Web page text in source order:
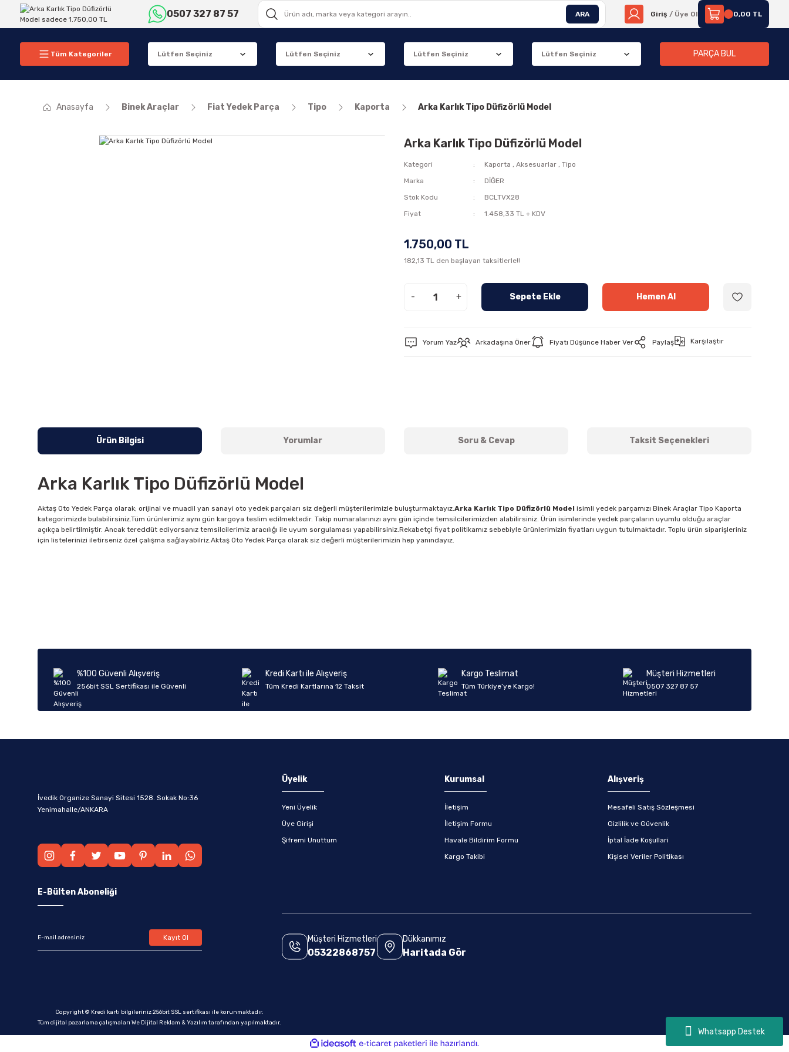
Whatsapp Destek
0507 327 87 57 ARA Giriş / Üye Ol 0,00 TL
Tüm Kategoriler PARÇA BUL
Anasayfa Binek Araçlar Fiat Yedek Parça Tipo Kaporta Arka Karlık Tipo Düfizörlü Model
Arka Karlık Tipo Düfizörlü Model
Kategori Kaporta ,Aksesuarlar ,Tipo
Marka
DİĞER
Stok Kodu
BCLTVX28
Fiyat
1.458,33 TL + KDV
1.750,00 TL
182,13 TL den başlayan taksitlerle!!
- + Sepete Ekle Hemen Al
Yorum Yaz Arkadaşına Öner Fiyatı Düşünce Haber Ver Paylaş Karşılaştır
Ürün Bilgisi Yorumlar Soru & Cevap Taksit Seçenekleri
Arka Karlık Tipo Düfizörlü Model
Aktaş Oto Yedek Parça olarak; orijinal ve muadil yan sanayi oto yedek parçaları siz değerli müşterilerimizle buluşturmaktayız.Arka Karlık Tipo Düfizörlü Model isimli yedek parçamızı Binek Araçlar Tipo Kaporta
kategorimizde bulabilirsiniz.Tüm ürünlerimiz aynı gün kargoya teslim edilmektedir. Takip numaralarınızı aynı gün içinde temsilcilerimizden alabilirsiniz. Ürün isimlerinde yedek parçaların uyumlu olduğu araçlar
açıkça belirtilmiştir. Ancak tereddüt ediyorsanız temsilcilerimiz aracılığı ile uyum sorgulaması yapabilirsiniz.Rekabetçi fiyat politikamız sebebiyle ürünlerimizin fiyatları uygun tutulmaktadır. Toplu ürün siparişleriniz
için listelerinizi iletirseniz özel çalışma sağlayabilriz.Aktaş Oto Yedek Parça olarak siz değerli müşterilerimizin hep yanındayız.
%100 Güvenli Alışveriş
256bit SSL Sertifikası ile Güvenli
Kredi Kartı ile Alışveriş
Tüm Kredi Kartlarına 12 Taksit
Kargo Teslimat
Tüm Türkiye’ye Kargo!
Müşteri Hizmetleri
0507 327 87 57
İvedik Organize Sanayi Sitesi 1528. Sokak No:36
Yenimahalle/ANKARA
Üyelik
Yeni Üyelik
Üye Girişi
Şifremi Unuttum
Kurumsal
İletişim
İletişim Formu
Havale Bildirim Formu
Kargo Takibi
Alışveriş
Mesafeli Satış Sözleşmesi
Gizlilik ve Güvenlik
İptal İade Koşullari
Kişisel Veriler Politikası
E-Bülten Aboneliği
Kayıt Ol Müşteri Hizmetleri
05322868757
Dükkanımız
Haritada Gör
Copyright © Kredi kartı bilgileriniz 256bit SSL sertifikası ile korunmaktadır.
Tüm dijital pazarlama çalışmaları We Dijital Reklam & Yazılım tarafından yapılmaktadır.
ideasoft
e-